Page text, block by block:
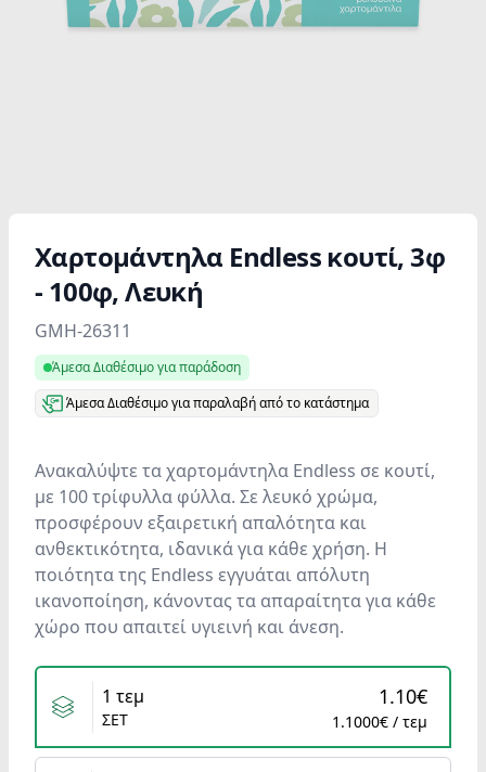
Χαρτομάντηλα Εndless κουτί, 3φ
- 100φ, Λευκή
Product information
GMH-26311
Άμεσα Διαθέσιμο για παράδοση
Άμεσα Διαθέσιμο για παραλαβή από το κατάστημα
Ανακαλύψτε τα χαρτομάντηλα Endless σε κουτί,
με 100 τρίφυλλα φύλλα. Σε λευκό χρώμα,
προσφέρουν εξαιρετική απαλότητα και
ανθεκτικότητα, ιδανικά για κάθε χρήση. Η
ποιότητα της Endless εγγυάται απόλυτη
ικανοποίηση, κάνοντας τα απαραίτητα για κάθε
χώρο που απαιτεί υγιεινή και άνεση.
Variants
1 τεμ
ΣΕΤ
1.10€
1.1000€ / τεμ